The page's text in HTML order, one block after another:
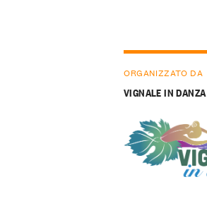
ORGANIZZATO DA
VIGNALE IN DANZA